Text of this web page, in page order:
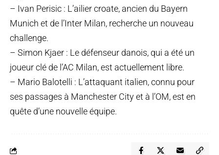
– Ivan Perisic : L’ailier croate, ancien du Bayern
Munich et de l’Inter Milan, recherche un nouveau
challenge.
– Simon Kjaer : Le défenseur danois, qui a été un
joueur clé de l’AC Milan, est actuellement libre.
– Mario Balotelli : L’attaquant italien, connu pour
ses passages à Manchester City et à l’OM, est en
quête d’une nouvelle équipe.